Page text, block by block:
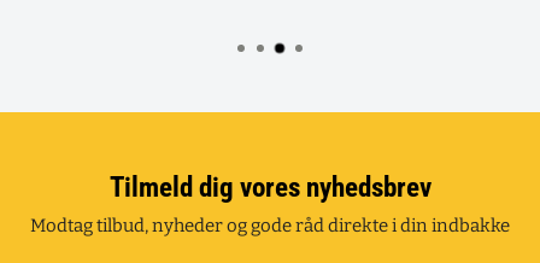
Tilmeld dig vores nyhedsbrev
Modtag tilbud, nyheder og gode råd direkte i din indbakke